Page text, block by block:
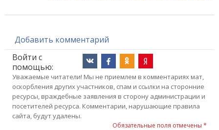
Добавить комментарий
Войти с
помощью:
Уважаемые читатели! Мы не приемлем в комментариях мат,
оскорбления других участников, спам и ссылки на сторонние
ресурсы, враждебные заявления в сторону администрации и
посетителей ресурса. Комментарии, нарушающие правила
сайта, будут удалены.
Обязательные поля отмечены *